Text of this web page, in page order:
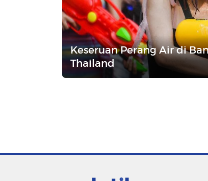
Keseruan Perang Air di
Thailand